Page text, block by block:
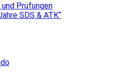
Prüfungen
SDS & ATK“